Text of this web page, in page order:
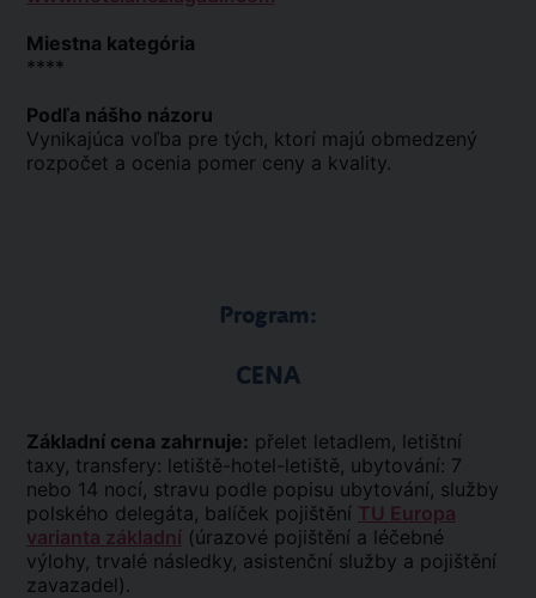
Miestna kategória
****
Podľa nášho názoru
Vynikajúca voľba pre tých, ktorí majú obmedzený
rozpočet a ocenia pomer ceny a kvality.
Program:
CENA
Základní cena zahrnuje: přelet letadlem, letištní
taxy, transfery: letiště-hotel-letiště, ubytování: 7
nebo 14 nocí, stravu podle popisu ubytování, služby
polského delegáta, balíček pojištění TU Europa
varianta základní (úrazové pojištění a léčebné
výlohy, trvalé následky, asistenční služby a pojištění
zavazadel).